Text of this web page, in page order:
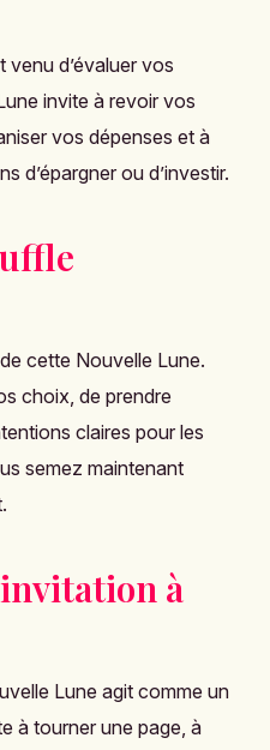
venu d’évaluer vos
invite à revoir vos
vos dépenses et à
d’épargner ou d’investir.
cette Nouvelle Lune.
choix, de prendre
claires pour les
semez maintenant
à
Lune agit comme un
à tourner une page, à